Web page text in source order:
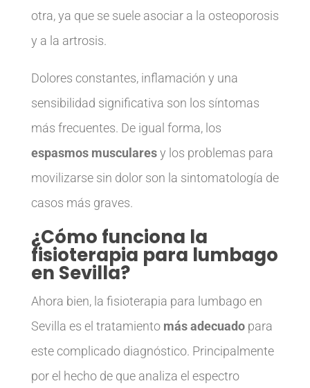
otra, ya que se suele asociar a la osteoporosis
y a la artrosis.
Dolores constantes, inflamación y una
sensibilidad significativa son los síntomas
más frecuentes. De igual forma, los
espasmos muscularesy los problemas para
movilizarse sin dolor son la sintomatología de
casos más graves.
¿Cómo funciona la
fisioterapia para lumbago
en Sevilla?
Ahora bien, la fisioterapia para lumbago en
Sevilla es el tratamiento más adecuadopara
este complicado diagnóstico. Principalmente
por el hecho de que analiza el espectro